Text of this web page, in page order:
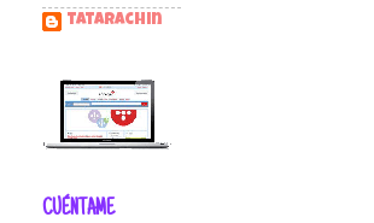
tatarachin
CUÉNTAME